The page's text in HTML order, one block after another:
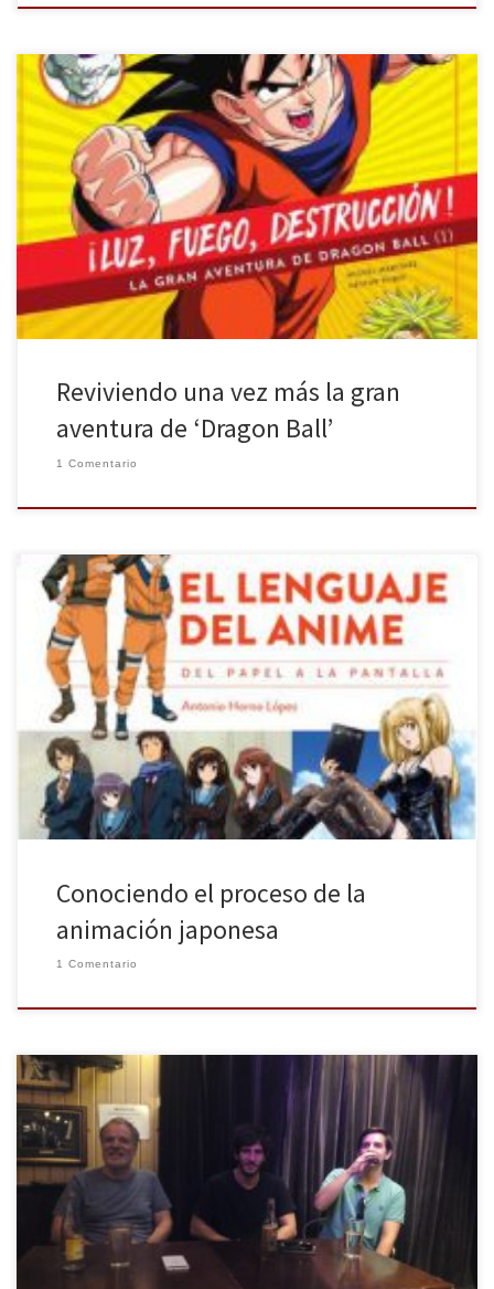
Creo que todos estamos de acuerdo en que Dragon Ball fue el
gran referente del manganime en nuestro país, siendo una de las
series más vistas por diferentes generaciones. Tal es así que a día
de hoy se está emitiendo en el canal en abierto Boing la nueva
serie de […]
Reviviendo una vez más la gran
aventura de ‘Dragon Ball’
1 Comentario
No cabe duda que la animación japonesa va teniendo más
presencia en nuestro país. A pesar del cada vez peor trato que
está recibiendo en televisión (especialmente si lo comparamos
con la década de los 90, en la que, a pesar de la amplia censura,
nos llegaban bastantes títulos), lo […]
Conociendo el proceso de la
animación japonesa
1 Comentario
Terminada la jornada de veraneo, toca volver a la rutina, y no se
me ocurre mejor manera de volver al trabajo que repitiendo lo
último que hice, esto es, acudiendo a una nueva edición del
evento Pelis y Tuits en The Irish Rover de Madrid, teniendo mi
primer contacto el […]